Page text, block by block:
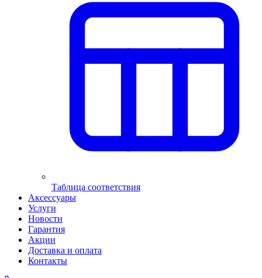
Таблица соответствия
Аксессуары
Услуги
Новости
Гарантия
Акции
Доставка и оплата
Контакты